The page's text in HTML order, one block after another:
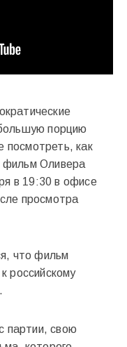
порцию
посмотреть, как
фильм Оливера
в 19:30 в офисе
просмотра
что фильм
российскому
партии, свою